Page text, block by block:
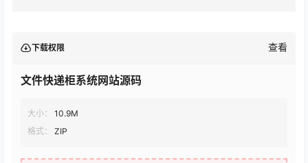
下载权限 查看
文件快递柜系统网站源码
大小：
10.9M
格式：
ZIP